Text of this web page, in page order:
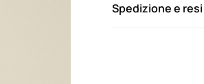
Spedizione e resi